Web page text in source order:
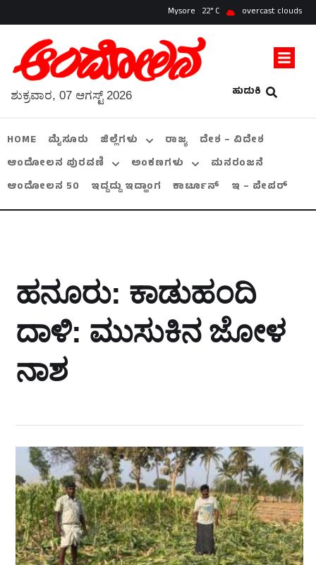
Mysore 22 overcast clouds
ಹುಡುಕಿ
ಶುಕ್ರವಾರ, 07 ಆಗಸ್ಟ್ 2026
HOME ಮೈಸೂರು ಜಿಲ್ಲೆಗಳು ರಾಜ್ಯ
ದೇಶ – ವಿದೇಶ
ಆಂದೋಲನ ಪುರವಣಿ
ಅಂಕಣಗಳು
ಮನರಂಜನೆ
ಆಂದೋಲನ 50
ಇದ್ದದ್ದು ಇದ್ಹಾಂಗ ಕಾರ್ಟೂನ್ ಇ – ಪೇಪರ್
ಹನೂರು: ಕಾಡುಹಂದಿ
ದಾಳಿ: ಮುಸುಕಿನ ಜೋಳ
ನಾಶ